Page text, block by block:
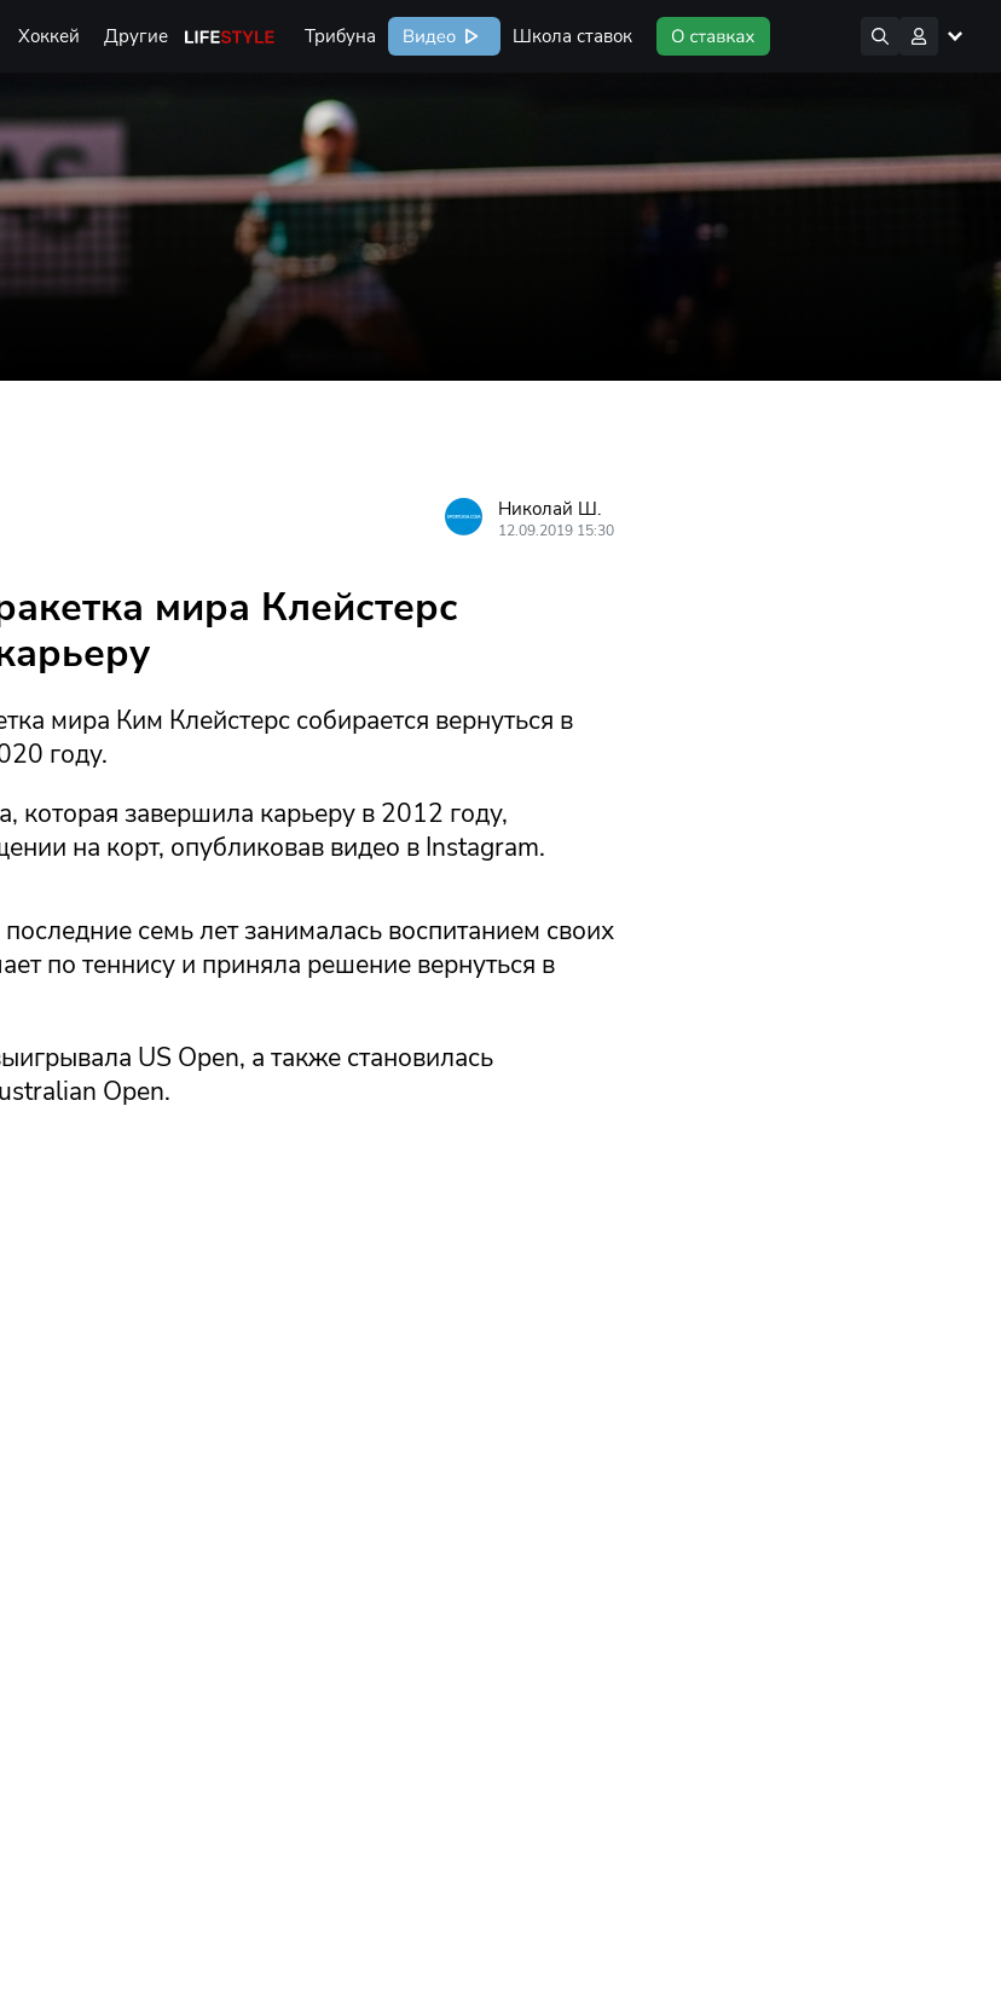
Хоккей Другие Life Style Трибуна Видео Школа ставок
Николай Ш.
12.09.2019 15:30
мира Клейстерс
мира Ким Клейстерс собирается вернуться в
году.
которая завершила карьеру в 2012 году,
на корт, опубликовав видео в Instagram.
семь лет занималась воспитанием своих
по теннису и приняла решение вернуться в
US Open, а также становилась
Open.